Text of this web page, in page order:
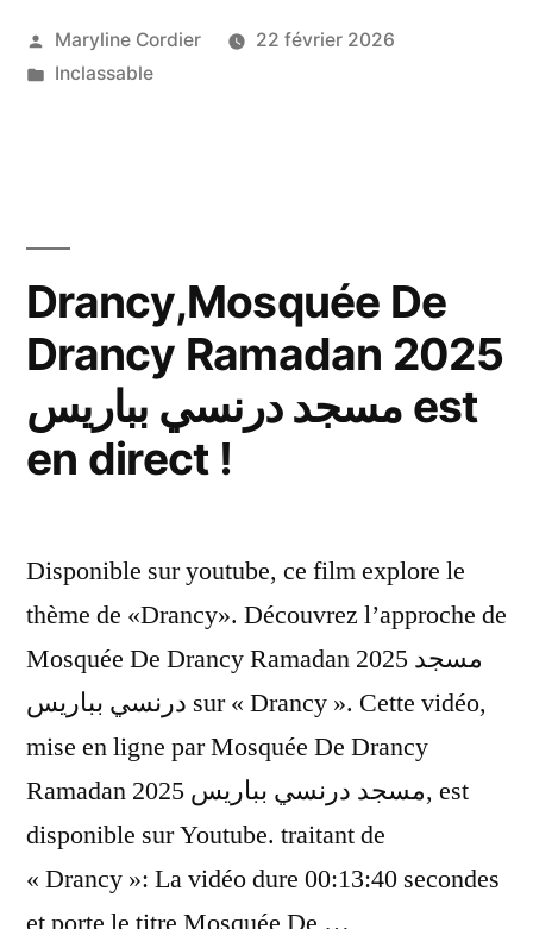
les
Publié
par
Maryline Cordier
22 février 2026
Publié
Inclassable
Drancy,Mosquée De
Drancy Ramadan 2025
مسجد درنسي بباريس est
en direct !
Disponible sur youtube, ce film explore le
thème de «Drancy». Découvrez l’approche de
Mosquée De Drancy Ramadan 2025 مسجد
درنسي بباريس sur « Drancy ». Cette vidéo,
mise en ligne par Mosquée De Drancy
Ramadan 2025 مسجد درنسي بباريس, est
disponible sur Youtube. traitant de
« Drancy »: La vidéo dure 00:13:40 secondes